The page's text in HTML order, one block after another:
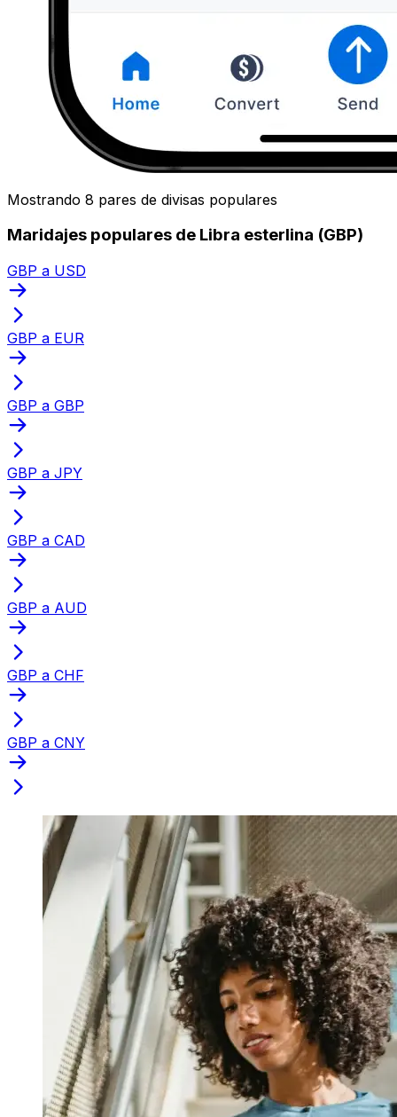
Mostrando 8 pares de divisas populares
Maridajes populares de Libra esterlina (GBP)
GBP a USD
GBP a EUR
GBP a GBP
GBP a JPY
GBP a CAD
GBP a AUD
GBP a CHF
GBP a CNY